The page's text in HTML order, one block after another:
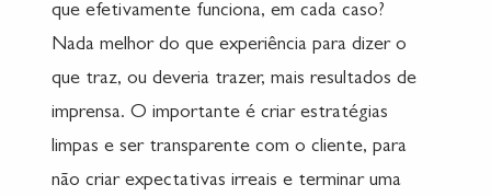
que efetivamente funciona, em cada caso?
Nada melhor do que experiência para dizer o
que traz, ou deveria trazer, mais resultados de
imprensa. O importante é criar estratégias
limpas e ser transparente com o cliente, para
não criar expectativas irreais e terminar uma